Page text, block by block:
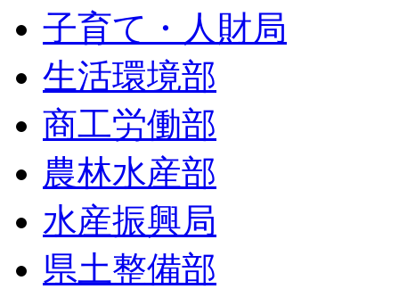
子育て・人財局
生活環境部
商工労働部
農林水産部
水産振興局
県土整備部